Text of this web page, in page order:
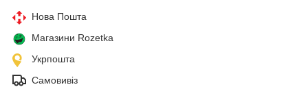
Нова Пошта
Магазини Rozetka
Укрпошта
Самовивіз